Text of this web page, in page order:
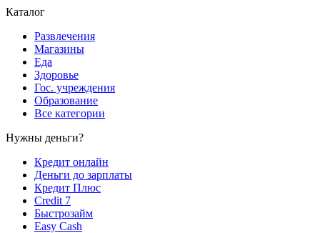
Каталог
Развлечения
Магазины
Еда
Здоровье
Гос. учреждения
Образование
Все категории
Нужны деньги?
Кредит онлайн
Деньги до зарплаты
Кредит Плюс
Credit 7
Быстрозайм
Easy Cash